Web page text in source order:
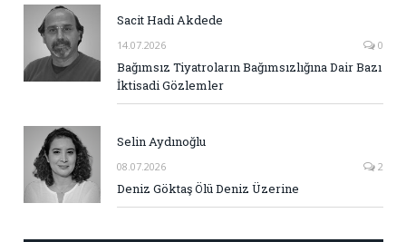
Sacit Hadi Akdede
14.07.2026 0
Bağımsız Tiyatroların Bağımsızlığına Dair Bazı
İktisadi Gözlemler
Selin Aydınoğlu
08.07.2026 2
Deniz Göktaş Ölü Deniz Üzerine